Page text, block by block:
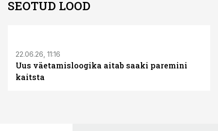
SEOTUD LOOD
22.06.26, 11:16
Uus väetamisloogika aitab saaki paremini
kaitsta